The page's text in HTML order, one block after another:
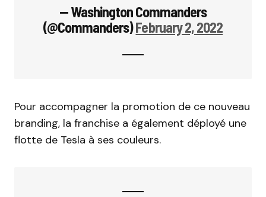
— Washington Commanders
(@Commanders)February 2, 2022
Pour accompagner la promotion de ce nouveau
branding, la franchise a également déployé une
flotte de Tesla à ses couleurs.